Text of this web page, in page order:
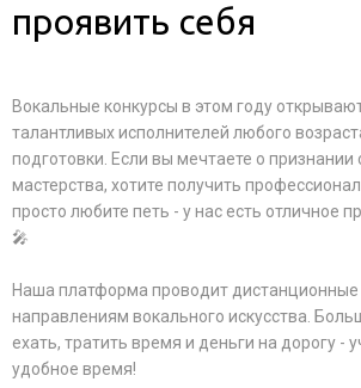
проявить себя
Вокальные конкурсы в этом году
талантливых исполнителей любого
подготовки. Если вы мечтаете о признании
мастерства, хотите получить
просто любите петь - у нас есть отличное
🎤
Наша платформа проводит дистанционные
направлениям вокального искусства.
ехать, тратить время и деньги на дорогу -
удобное время!